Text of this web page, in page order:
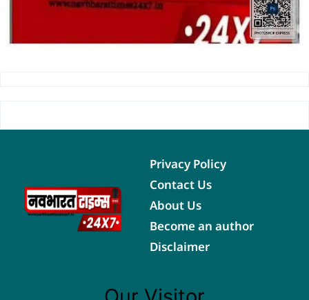
Privacy Policy
Contact Us
About Us
Become an author
Disclaimer